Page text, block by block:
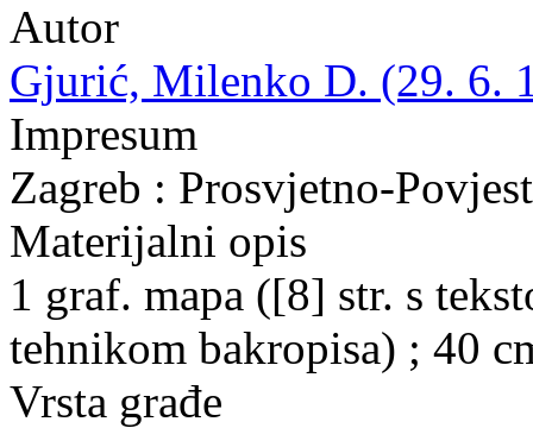
Autor
Gjurić, Milenko D. (29. 6.
Impresum
Zagreb : Prosvjetno-
Materijalni opis
1 graf. mapa ([8] str. s
tehnikom bakropisa) ; 40
Vrsta građe